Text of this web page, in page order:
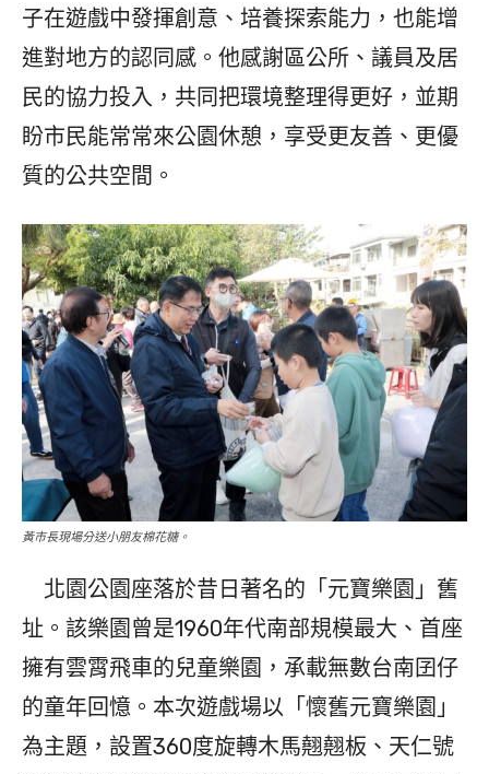
子在遊戲中發揮創意、培養探索能力，也能增
進對地方的認同感。他感謝區公所、議員及居
民的協力投入，共同把環境整理得更好，並期
盼市民能常常來公園休憩，享受更友善、更優
質的公共空間。
黃市長現場分送小朋友棉花糖。
北園公園座落於昔日著名的「元寶樂園」舊
址。該樂園曾是1960年代南部規模最大、首座
擁有雲霄飛車的兒童樂園，承載無數台南囝仔
的童年回憶。本次遊戲場以「懷舊元寶樂園」
為主題，設置360度旋轉木馬翹翹板、天仁號